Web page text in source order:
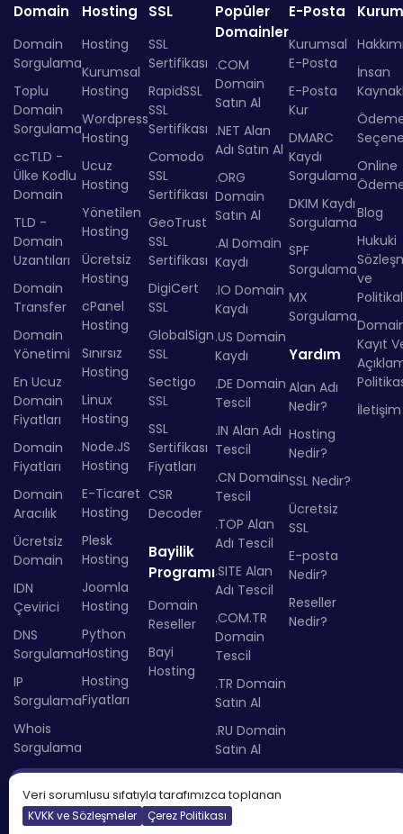
Domain
Domain
Sorgulama
Toplu
Domain
Sorgulama
ccTLD -
Ülke Kodlu
Domain
TLD -
Domain
Uzantıları
Domain
Transfer
Domain
Yönetimi
En Ucuz
Domain
Fiyatları
Domain
Fiyatları
Domain
Aracılık
Ücretsiz
Domain
IDN
Çevirici
DNS
Sorgulama
IP
Sorgulama
Whois
Sorgulama
Domain
Vekillik
Hizmeti
Hosting
Hosting
Kurumsal
Hosting
Wordpress
Hosting
Ucuz
Hosting
Yönetilen
Hosting
Ücretsiz
Hosting
cPanel
Hosting
Sınırsız
Hosting
Linux
Hosting
Node.JS
Hosting
E-Ticaret
Hosting
Plesk
Hosting
Joomla
Hosting
Python
Hosting
Hosting
Fiyatları
SSL
SSL
Sertifikası
RapidSSL
SSL
Sertifikası
Comodo
SSL
Sertifikası
GeoTrust
SSL
Sertifikası
DigiCert
SSL
GlobalSign
SSL
Sectigo
SSL
SSL
Sertifikası
Fiyatları
CSR
Decoder
Bayilik
Programı
Domain
Reseller
Bayi
Hosting
Popüler
Domainler
.COM
Domain
Satın Al
.NET Alan
Adı Satın Al
.ORG
Domain
Satın Al
.AI Domain
Kaydı
.IO Domain
Kaydı
.US Domain
Kaydı
.DE Domain
Tescil
.IN Alan Adı
Tescil
.CN Domain
Tescil
.TOP Alan
Adı Tescil
.SITE Alan
Adı Tescil
.COM.TR
Domain
Tescil
.TR Domain
Satın Al
.RU Domain
Satın Al
E-Posta
Kurumsal
E-Posta
E-Posta
Kur
DMARC
Kaydı
Sorgulama
DKIM Kaydı
Sorgulama
SPF
Sorgulama
MX
Sorgulama
Yardım
Alan Adı
Nedir?
Hosting
Nedir?
SSL Nedir?
Ücretsiz
SSL
E-posta
Nedir?
Reseller
Nedir?
İnsan
Online
Blog
Hukuki
ve
Kayıt
İletişim
Veri sorumlusu sıfatıyla tarafımızca toplanan
KVKK ve Sözleşmeler Çerez Politikası